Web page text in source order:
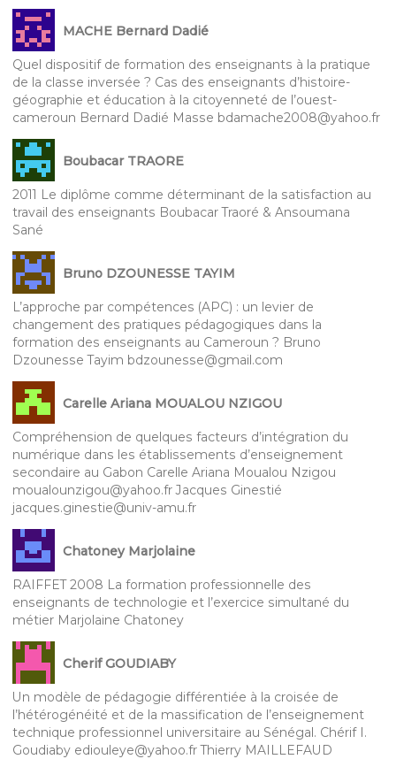
MACHE Bernard Dadié
Quel dispositif de formation des enseignants à la pratique
de la classe inversée ? Cas des enseignants d’histoire-
géographie et éducation à la citoyenneté de l’ouest-
cameroun Bernard Dadié Masse bdamache2008@yahoo.fr
Boubacar TRAORE
2011 Le diplôme comme déterminant de la satisfaction au
travail des enseignants Boubacar Traoré & Ansoumana
Sané
Bruno DZOUNESSE TAYIM
L’approche par compétences (APC) : un levier de
changement des pratiques pédagogiques dans la
formation des enseignants au Cameroun ? Bruno
Dzounesse Tayim bdzounesse@gmail.com
Carelle Ariana MOUALOU NZIGOU
Compréhension de quelques facteurs d’intégration du
numérique dans les établissements d’enseignement
secondaire au Gabon Carelle Ariana Moualou Nzigou
moualounzigou@yahoo.fr Jacques Ginestié
jacques.ginestie@univ-amu.fr
Chatoney Marjolaine
RAIFFET 2008 La formation professionnelle des
enseignants de technologie et l’exercice simultané du
métier Marjolaine Chatoney
Cherif GOUDIABY
Un modèle de pédagogie différentiée à la croisée de
l’hétérogénéité et de la massification de l’enseignement
technique professionnel universitaire au Sénégal. Chérif I.
Goudiaby ediouleye@yahoo.fr Thierry MAILLEFAUD